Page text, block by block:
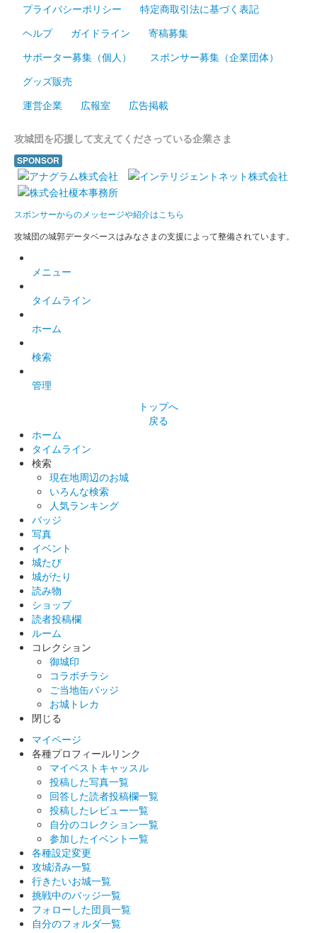
2024年12月21、22日に開催されたお城EXPO2024のいわつき武
者の倉〜関東友城集結の陣〜のブースにて販売された御城印。50
枚限定
前橋城 御城印
厩橋城（前橋城） 御城印
厩橋城（前橋城） 御城印
前橋城 御城印
前橋市で約400年の歴史を持ち、毎年1月に開催されるだるま市
開催を記念して制作した御城印。
前橋城 御城印
千両と雪ウサギ版
前橋城 御城印
販売終了
50枚限定
厩橋城（前橋城） 御城印
ス限定 上杉謙信版
販売終了
50枚限定
厩橋城（前橋城） 御城印
販売終了
50枚限定
厩橋城（前橋城） 御城印
ス限定 上杉謙信【龍】版
販売終了
50枚限定
プライバシーポリシー
特定商取引法に基づく表記
ヘルプ
ガイドライン
寄稿募集
サポーター募集（個人）
スポンサー募集（企業団体）
グッズ販売
運営企業
広報室 広告掲載
攻城団を応援して支えてくださっている企業さま
SPONSOR
スポンサーからのメッセージや紹介はこちら
攻城団の城郭データベースはみなさまの支援によって整備されています。
メニュー
タイムライン
ホーム
検索
管理
トップへ
戻る
ホーム
タイムライン
検索
現在地周辺のお城
いろんな検索
人気ランキング
バッジ
写真
イベント
城たび
城がたり
読み物
ショップ
読者投稿欄
ルーム
コレクション
御城印
コラボチラシ
ご当地缶バッジ
お城トレカ
閉じる
マイページ
各種プロフィールリンク
マイベストキャッスル
投稿した写真一覧
回答した読者投稿欄一覧
投稿したレビュー一覧
自分のコレクション一覧
参加したイベント一覧
各種設定変更
攻城済み一覧
行きたいお城一覧
挑戦中のバッジ一覧
フォローした団員一覧
自分のフォルダ一覧